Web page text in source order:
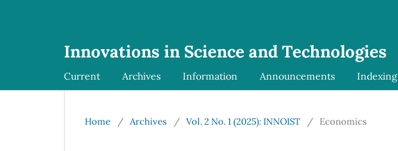
Innovations in Science and Technologies
Current Archives Information Announcements Indexing
Home / Archives / Vol. 2 No. 1 (2025): INNOIST / Economics